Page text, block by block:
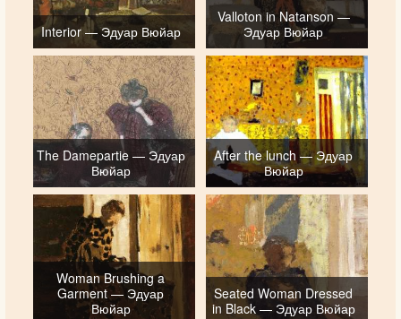
Interior — Эдуар Вюйар
Valloton in Natanson —
Эдуар Вюйар
The Damepartie — Эдуар
Вюйар
After the lunch — Эдуар
Вюйар
Woman Brushing a
Garment — Эдуар
Вюйар
Seated Woman Dressed
in Black — Эдуар Вюйар